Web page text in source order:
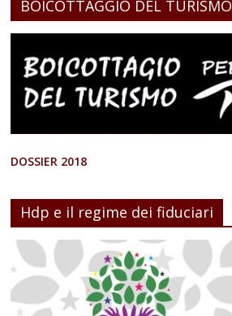
BOICOTTAGGIO DEL TURISMO
DOSSIER 2018
Hdp e il regime dei fiduciari